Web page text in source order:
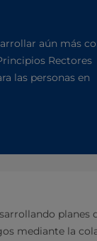
aún más
Rectores
las personas en
planes
mediante la